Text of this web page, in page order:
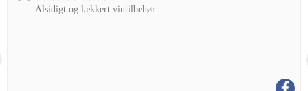
Alsidigt og lækkert vintilbehør.